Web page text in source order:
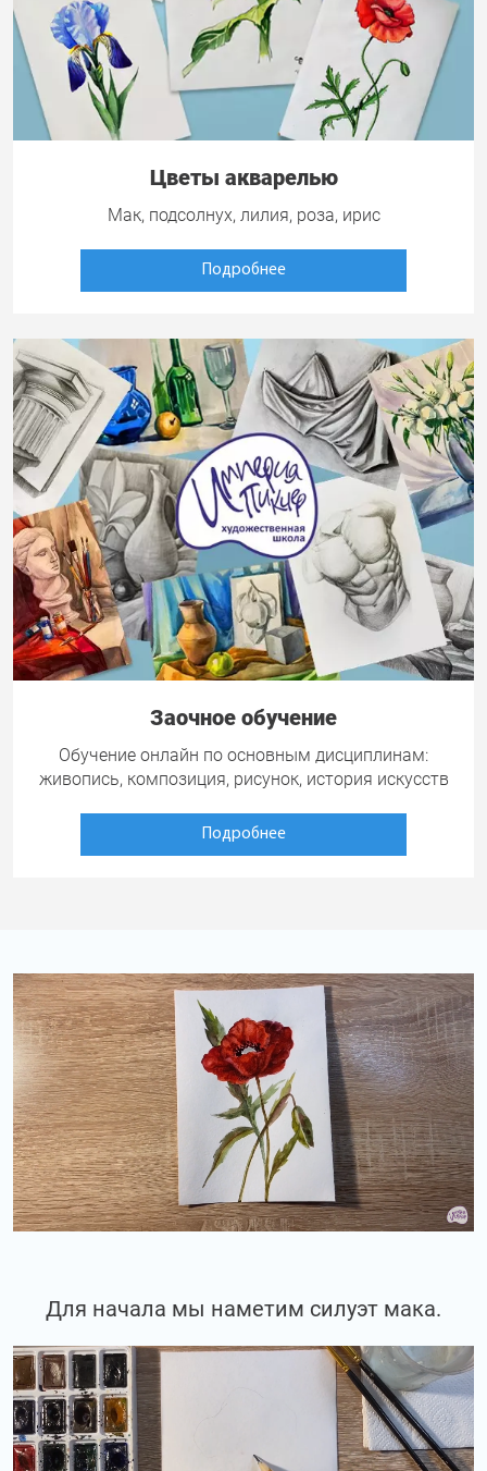
Цветы акварелью
Мак, подсолнух, лилия, роза, ирис
Подробнее
Заочное обучение
Обучение онлайн по основным дисциплинам:
живопись, композиция, рисунок, история искусств
Подробнее
Для начала мы наметим силуэт мака.